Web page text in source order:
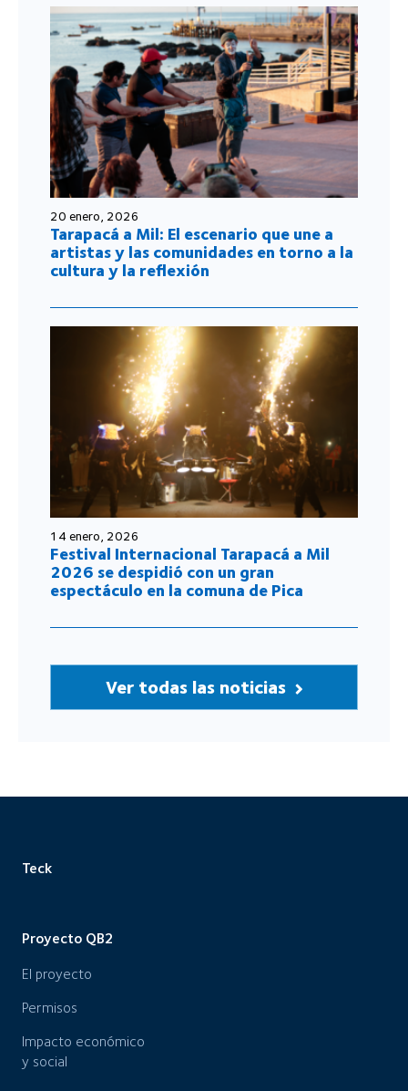
20 enero, 2026
Tarapacá a Mil: El escenario que une a
artistas y las comunidades en torno a la
cultura y la reflexión
14 enero, 2026
Festival Internacional Tarapacá a Mil
2026 se despidió con un gran
espectáculo en la comuna de Pica
Ver todas las noticias
Teck
Proyecto QB2
El proyecto
Permisos
Impacto económico
y social